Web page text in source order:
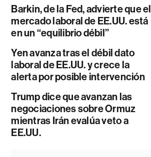
Barkin, de la Fed, advierte que el
mercado laboral de EE.UU. está
en un “equilibrio débil”
Yen avanza tras el débil dato
laboral de EE.UU. y crece la
alerta por posible intervención
Trump dice que avanzan las
negociaciones sobre Ormuz
mientras Irán evalúa veto a
EE.UU.